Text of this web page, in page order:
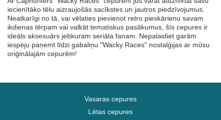
iecienītāko tēlu aizraujošās sacīkstes un jautros piedzīvojumus.
Neatkarīgi no tā, vai vēlaties pievienot retro pieskārienu savam
ikdienas tērpam vai valkāt tematiskus pasākumus, šīs cepures ir
ideāls aksesuārs jebkuram seriāla fanam. Nepalaidiet garām
iespēju paņemt līdzi gabaliņu "Wacky Races" nostalģijas ar mūsu
oriģinālajām cepurēm!
Vasaras cepures
Lētas cepures